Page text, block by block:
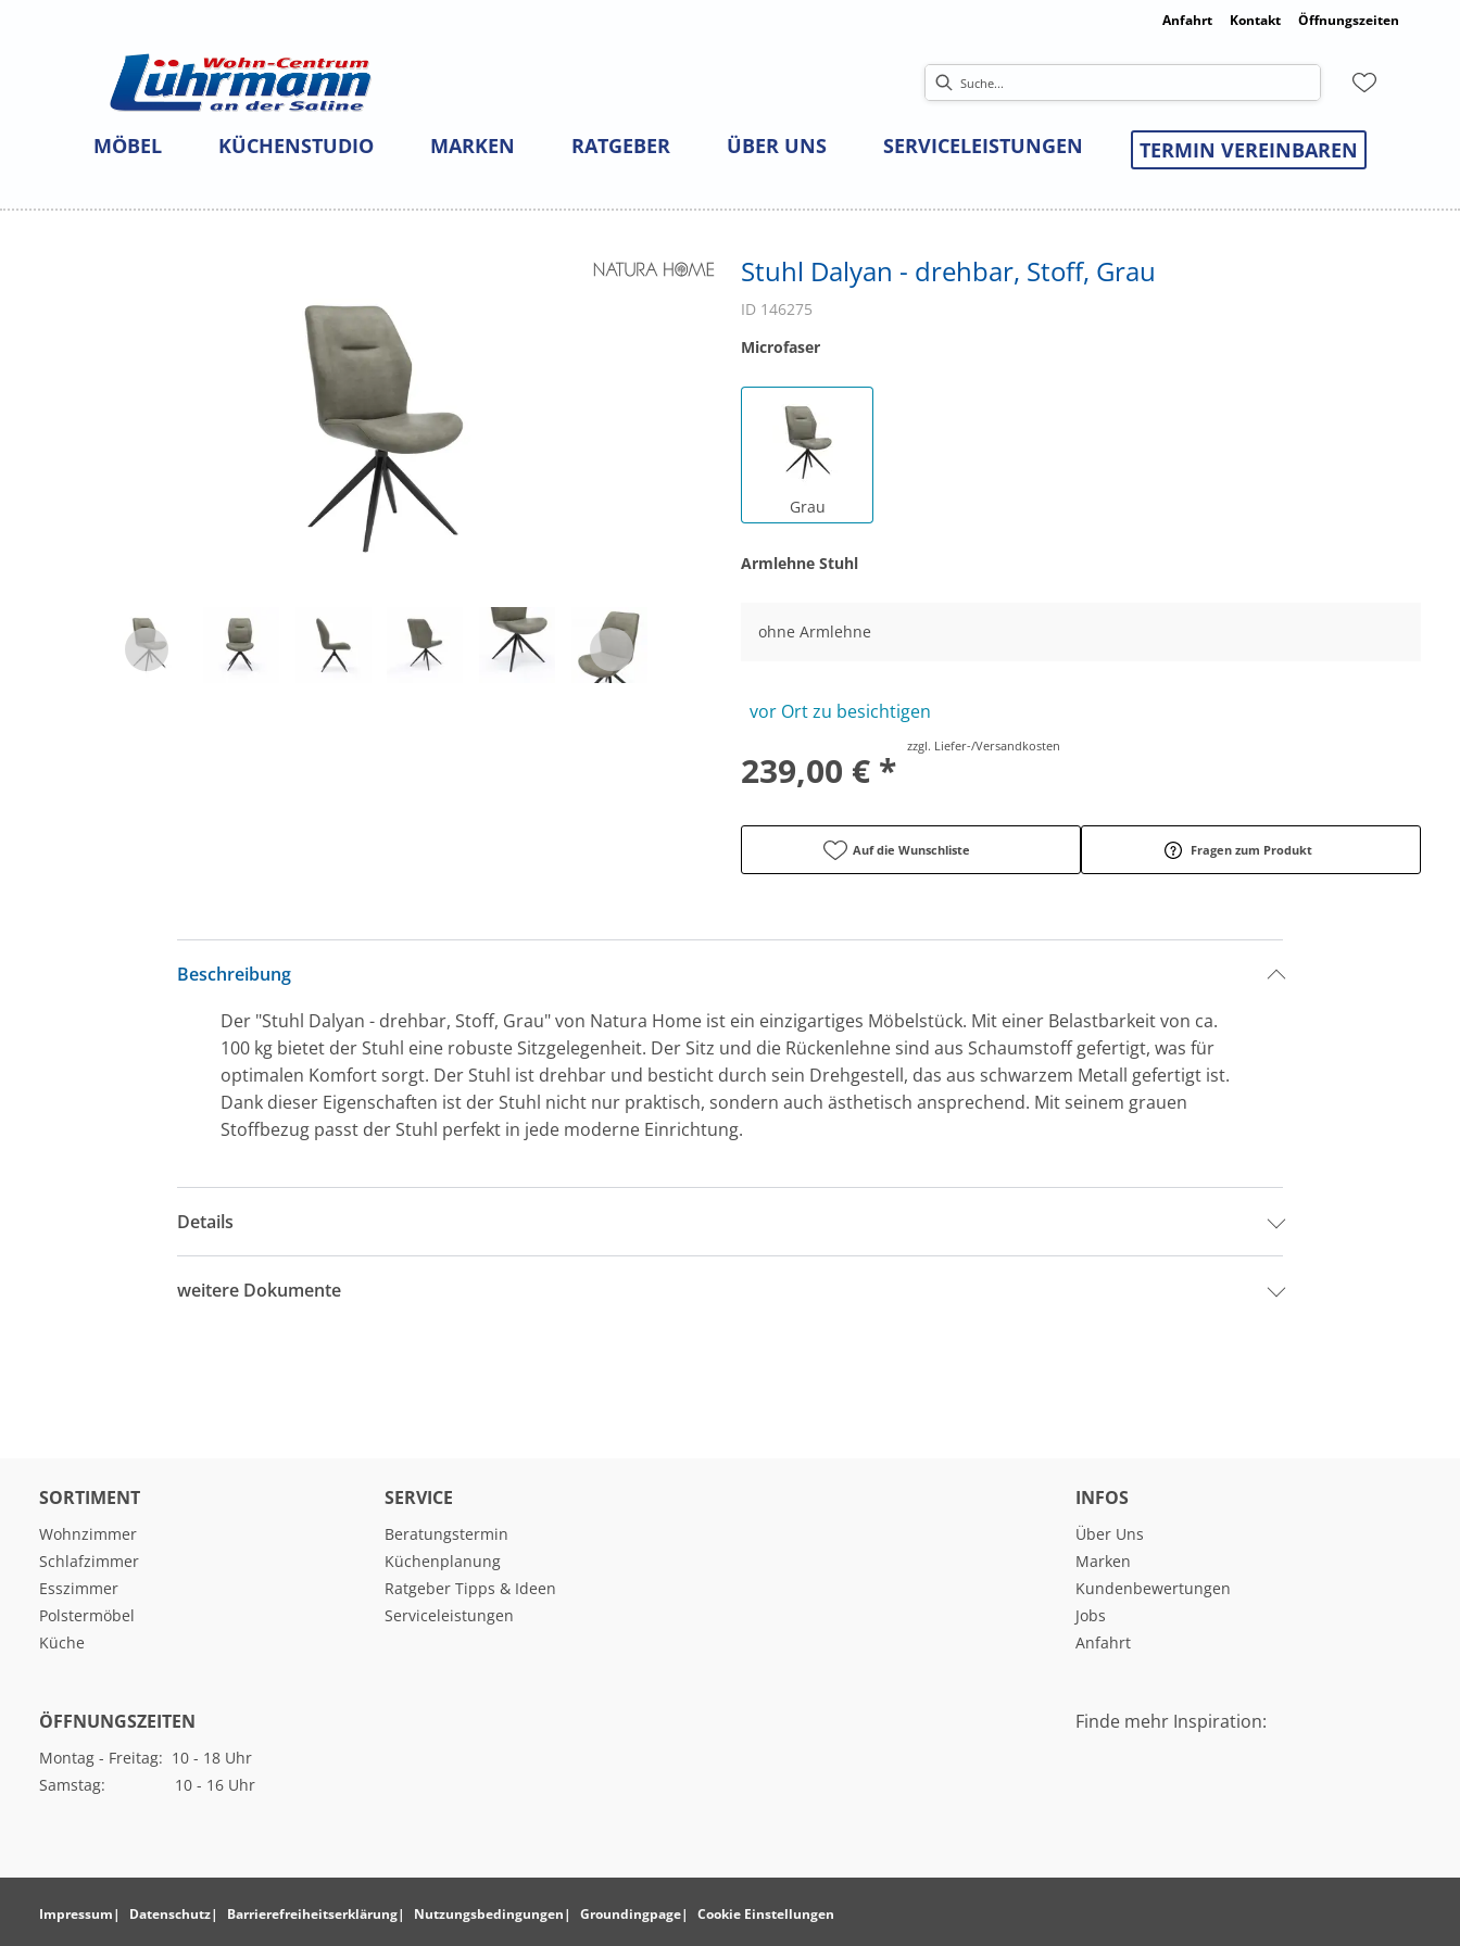
Anfahrt Kontakt Öffnungszeiten
MÖBEL KÜCHENSTUDIO MARKEN RATGEBER ÜBER UNS SERVICELEISTUNGEN TERMIN VEREINBAREN
Stuhl Dalyan - drehbar, Stoff, Grau
ID 146275
Microfaser
Grau
Armlehne Stuhl
ohne Armlehne
vor Ort zu besichtigen
239,00 € *
zzgl. Liefer-/Versandkosten
Auf die Wunschliste Fragen zum Produkt
Beschreibung
Der "Stuhl Dalyan - drehbar, Stoff, Grau" von Natura Home ist ein einzigartiges Möbelstück. Mit einer Belastbarkeit von ca.
100 kg bietet der Stuhl eine robuste Sitzgelegenheit. Der Sitz und die Rückenlehne sind aus Schaumstoff gefertigt, was für
optimalen Komfort sorgt. Der Stuhl ist drehbar und besticht durch sein Drehgestell, das aus schwarzem Metall gefertigt ist.
Dank dieser Eigenschaften ist der Stuhl nicht nur praktisch, sondern auch ästhetisch ansprechend. Mit seinem grauen
Stoffbezug passt der Stuhl perfekt in jede moderne Einrichtung.
Details
weitere Dokumente
SORTIMENT
Wohnzimmer
Schlafzimmer
Esszimmer
Polstermöbel
Küche
SERVICE
Beratungstermin
Küchenplanung
Ratgeber Tipps & Ideen
Serviceleistungen
INFOS
Über Uns
Marken
Kundenbewertungen
Jobs
Anfahrt
ÖFFNUNGSZEITEN
Montag - Freitag: 10 - 18 Uhr
Samstag: 10 - 16 Uhr
Finde mehr Inspiration:
Impressum Datenschutz Barrierefreiheitserklärung Nutzungsbedingungen Groundingpage Cookie Einstellungen